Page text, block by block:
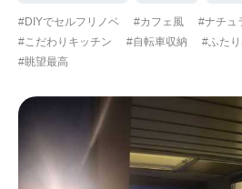
#DIYでセルフリノベ #カフェ風 #ナチュ
#こだわりキッチン
#自転車収納 #ふた
#眺望最高